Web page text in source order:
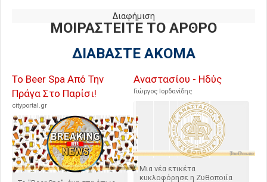
Διαφήμιση
ΜΟΙΡΑΣΤΕΙΤΕ ΤΟ ΑΡΘΡΟ
ΔΙΑΒΑΣΤΕ ΑΚΟΜΑ
Το Βeer Spa Από Την
Πράγα Στο Παρίσι!
cityportal.gr
Αναστασίου - Ηδύς
Γιώργος Ιορδανίδης
Μια νέα ετικέτα
κυκλοφόρησε η Ζυθοποιία